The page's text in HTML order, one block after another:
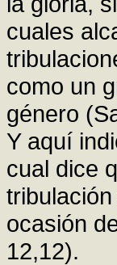
cuales
como un
género
Y aquí
cual dice
ocasión
12,12).